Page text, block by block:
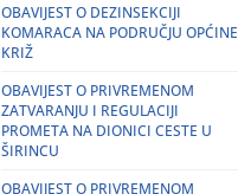
OBAVIJEST O DEZINSEKCIJI
KOMARACA NA PODRUČJU OPĆINE
KRIŽ
OBAVIJEST O PRIVREMENOM
ZATVARANJU I REGULACIJI
PROMETA NA DIONICI CESTE U
ŠIRINCU
OBAVIJEST O PRIVREMENOM